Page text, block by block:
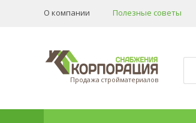
О компании Полезные советы
Продажа стройматериалов